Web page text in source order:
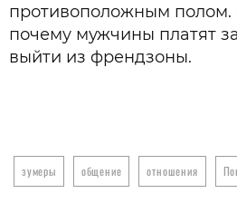
противоположным
почему мужчины платят
выйти из френдзоны.
зумеры общение отношения